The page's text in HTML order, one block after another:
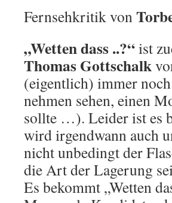
Fernsehkritik von
„Wetten dass ..?“ist
Thomas Gottschalk
(eigentlich) immer
nehmen sehen, einen
sollte …). Leider ist es
wird irgendwann auch
nicht unbedingt der
die Art der Lagerung
Es bekommt „Wetten